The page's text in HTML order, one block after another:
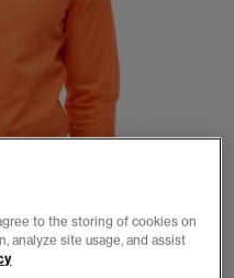
to the storing of cookies on
analyze site usage, and assist